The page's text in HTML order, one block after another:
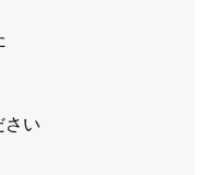
さい